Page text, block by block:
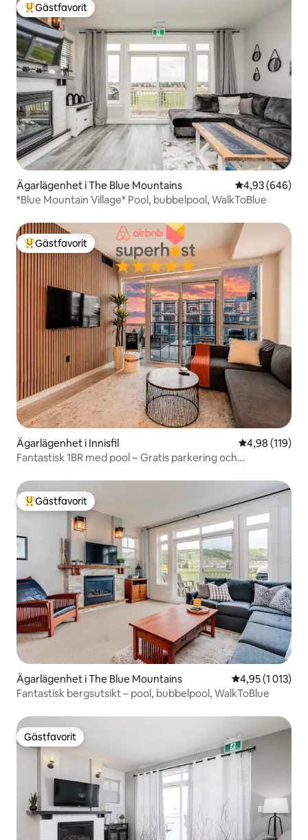
Populär gästfavorit
Gästfavorit
Ägarlägenhet i The Blue Mountains 4,93 av 5 i
4,93 (646)
*Blue Mountain Village* Pool, bubbelpool, WalkToBlue
Populär gästfavorit
Gästfavorit
Ägarlägenhet i Innisfil 4,98 av 5 i
4,98 (119)
Fantastisk 1BR med pool ~ Gratis parkering och
Populär gästfavorit
Gästfavorit
Ägarlägenhet i The Blue Mountains 4,95 av 5 i
4,95 (1 013)
Fantastisk bergsutsikt – pool, bubbelpool, WalkToBlue
Gästfavorit
Gästfavorit